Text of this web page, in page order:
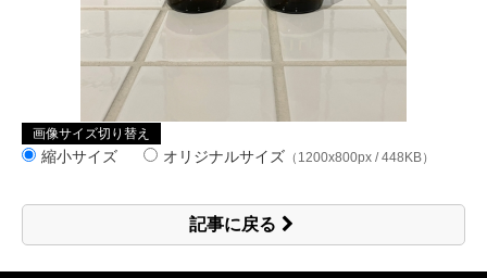
画像サイズ切り替え
縮小サイズ オリジナルサイズ （1200x800px / 448KB）
記事に戻る